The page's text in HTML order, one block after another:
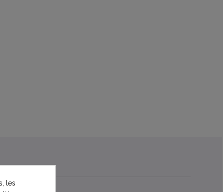
les